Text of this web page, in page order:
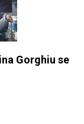
Gorghiu se